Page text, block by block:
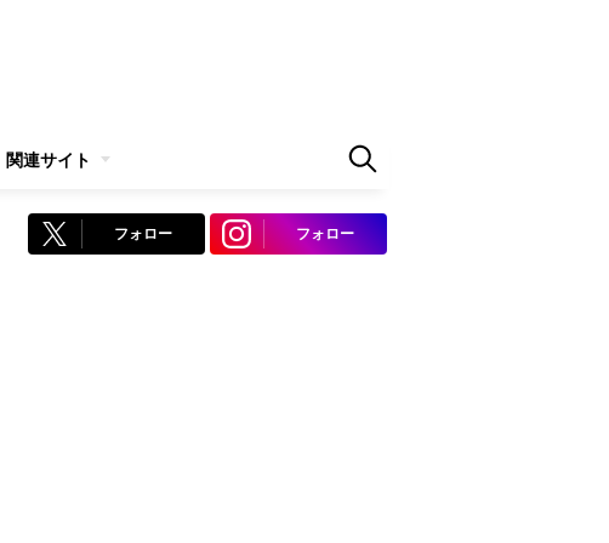
関連サイト
フォロー フォロー